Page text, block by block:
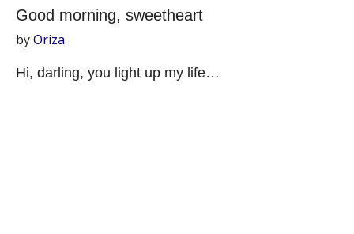
Good morning, sweetheart
byOriza
Hi, darling, you light up my life…